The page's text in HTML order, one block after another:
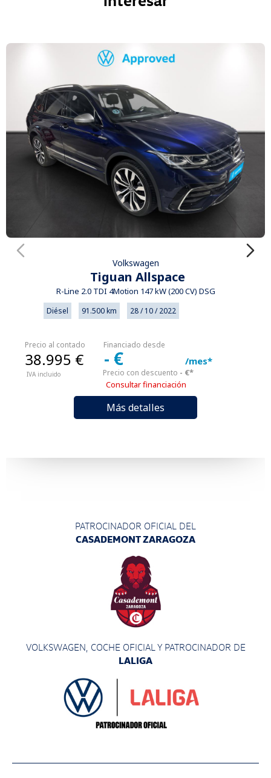
Volkswagen
Tiguan Allspace
R-Line 2.0 TDI 4Motion 147 kW (200 CV) DSG
Diésel 91.500 km 28 / 10 / 2022
Precio al contado
IVA incluido
38.995 €
Financiado desde
/mes*
Precio con descuento
- €
- €*
Consultar financiación
Más detalles
PATROCINADOR OFICIAL DEL
CASADEMONT ZARAGOZA
VOLKSWAGEN, COCHE OFICIAL Y PATROCINADOR DE
LALIGA